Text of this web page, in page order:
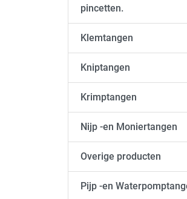
pincetten.
Klemtangen
Kniptangen
Krimptangen
Nijp -en Moniertangen
Overige producten
Pijp -en